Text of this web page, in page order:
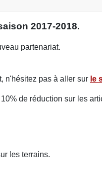
2017-2018.
partenariat.
n'hésitez pas à aller sur le
de réduction sur les
les terrains.